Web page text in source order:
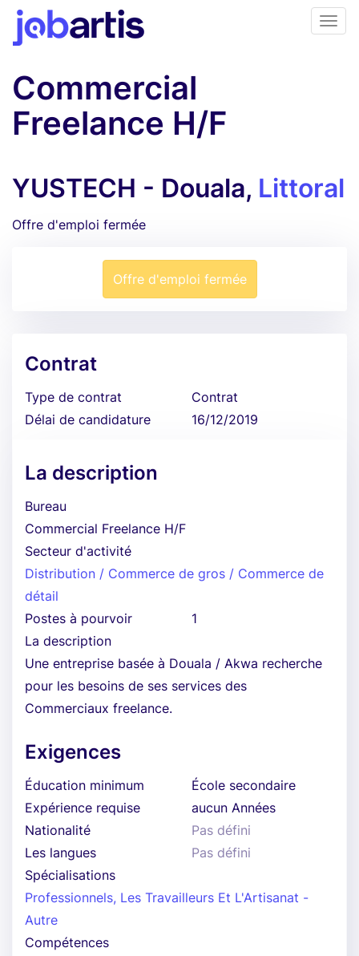
Commercial
Freelance H/F
YUSTECH - Douala, Littoral
Offre d'emploi fermée
Offre d'emploi fermée
Contrat
Type de contrat
Contrat
Délai de candidature
16/12/2019
La description
Bureau
Commercial Freelance H/F
Secteur d'activité
Distribution / Commerce de gros / Commerce de
détail
Postes à pourvoir
1
La description
Une entreprise basée à Douala / Akwa recherche
pour les besoins de ses services des
Commerciaux freelance.
Exigences
Éducation minimum
École secondaire
Expérience requise
aucun Années
Nationalité
Pas défini
Les langues
Pas défini
Spécialisations
Professionnels, Les Travailleurs Et L'Artisanat -
Autre
Compétences